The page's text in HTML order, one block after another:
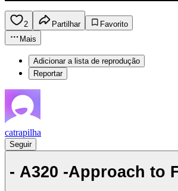
2 Partilhar
Favorito
Mais
Adicionar a lista de reprodução
Reportar
catrapilha
Seguir
- A320 -Approach to